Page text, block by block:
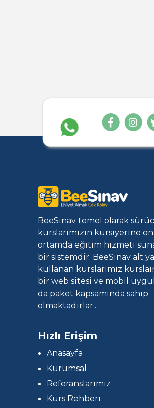
BeeSınav temel olarak
kurslarımızın kursiyerine
ortamda eğitim hizmeti
bir sistemdir. BeeSınav alt
kullanan kurslarımız
bir web sitesi ve mobil
da paket kapsamında sahip
olmaktadırlar...
Hızlı Erişim
Anasayfa
Kurumsal
Referanslarımız
Kurs Rehberi